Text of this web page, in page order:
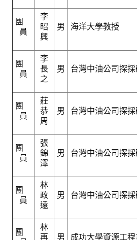
鑛冶論文獎複審作業細則
獎章委員會簡則
傑出服務貢獻獎設置辦法
場地租借管理辦法
學會章程
會員代表選舉辦法
學會獎項
盧善棟獎學金
盧善棟獎學金得獎人
歷年技術獎章得獎人
團
員
李
昭
興
男 海洋大學教授
團
員
李
長
之
男 台灣中油公司探
團
員
莊
恭
周
男 台灣中油公司探
團
員
張
錦
澤
男 台灣中油公司探
團
員
林
政
遠
男 台灣中油公司探
團
林
再
男 成功大學資源工